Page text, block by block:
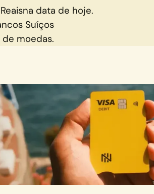
Reaisna data de hoje.
Suíços
moedas.